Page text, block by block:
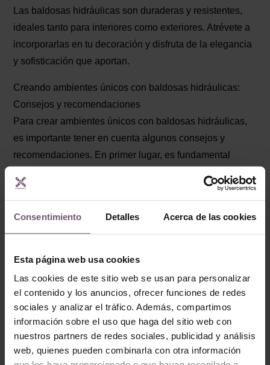
Consentimiento Detalles Acerca de las cookies
Esta página web usa cookies
Las cookies de este sitio web se usan para personalizar
el contenido y los anuncios, ofrecer funciones de redes
sociales y analizar el tráfico. Además, compartimos
información sobre el uso que haga del sitio web con
nuestros partners de redes sociales, publicidad y análisis
web, quienes pueden combinarla con otra información
Las baldosas hidráulicas son duraderas y resistentes,
ideales tanto para interiores como exteriores. Atrévete a
incorporarlas en tu decoración y disfruta de la elegancia
y sofisticación que aportan.
Creando ambientes únicos con baldosas hidráulicas:
Consejos y recomendaciones
Para crear ambientes únicos con baldosas hidráulicas,
es importante tener en cuenta algunos consejos y
recomendaciones. En primer lugar, es fundamental
personalidad del espacio. Además, es recomendable
efecto visualmente impactante.
baldosas en el espacio. Se puede optar por colocarlas
en toda la superficie o utilizarlas como un elemento focal
en áreas específicas. Asimismo, es necesario
asegurarse de que la instalación se realice
correctamente, siguiendo las indicaciones del fabricante
o contratando a un profesional.